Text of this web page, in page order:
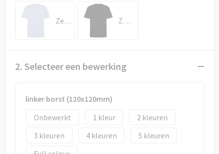
Goodiebags
Zenblauw Zwart
2. Selecteer een bewerking
linker borst (120x120mm)
Onbewerkt
1
2
3
4
5